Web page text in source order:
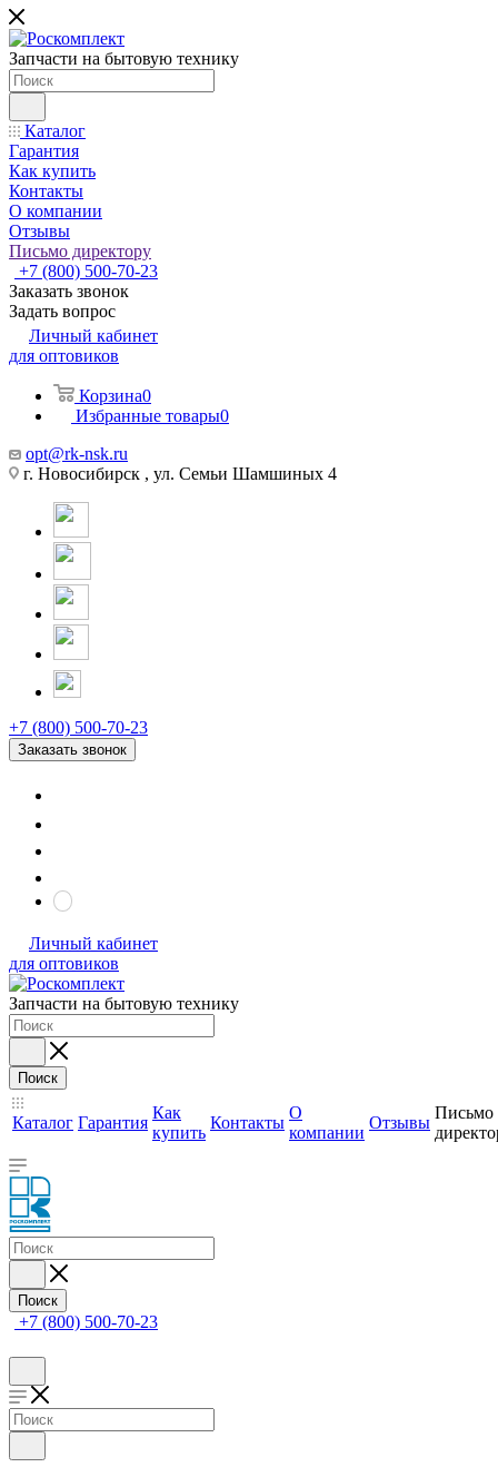
Запчасти на бытовую технику
Каталог
Гарантия
Как купить
Контакты
О компании
Отзывы
Письмо директору
+7 (800) 500-70-23
Заказать звонок
Задать вопрос
Личный кабинет
для оптовиков
Корзина0
Избранные товары0
opt@rk-nsk.ru
г. Новосибирск , ул. Семьи Шамшиных 4
+7 (800) 500-70-23
Заказать звонок
Личный кабинет
для оптовиков
Запчасти на бытовую технику
Поиск
Каталог Гарантия
Как
купить
Контакты
О
компании
Отзывы
Письмо
Поиск
+7 (800) 500-70-23